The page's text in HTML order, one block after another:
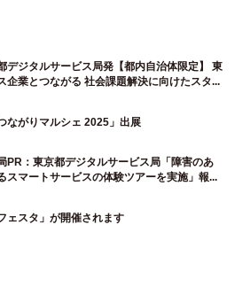
デジタルサービス局発【都内自治体限定】 東
企業とつながる 社会課題解決に向けたスタ...
ながりマルシェ 2025」出展
PR：東京都デジタルサービス局「障害のあ
スマートサービスの体験ツアーを実施」報...
ェスタ」が開催されます